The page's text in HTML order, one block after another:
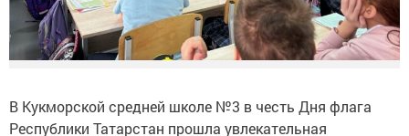
В Кукморской средней школе №3 в честь Дня флага
Республики Татарстан прошла увлекательная